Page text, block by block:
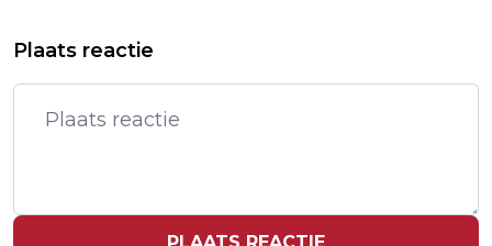
EUROPEES KAMPIOENE SPRINT
POLITIE GRIJPT IN BIJ
KLIMAATPROTEST XR IN DEN HAAG
Plaats reactie